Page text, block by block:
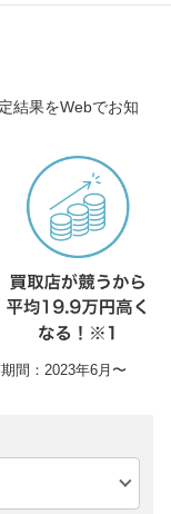
結果をWebでお知
間：2023年6月〜